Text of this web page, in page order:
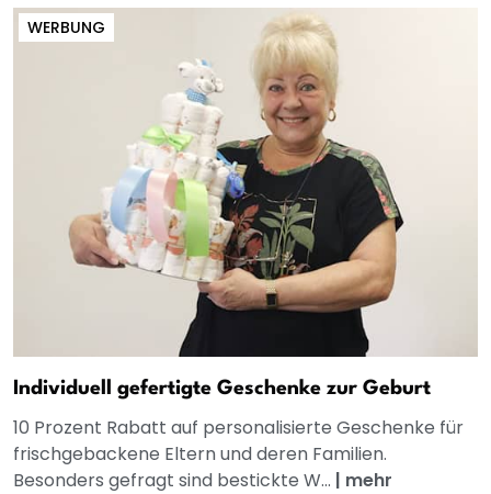
WERBUNG
Individuell gefertigte Geschenke zur Geburt
10 Prozent Rabatt auf personalisierte Geschenke für
frischgebackene Eltern und deren Familien.
Besonders gefragt sind bestickte W... | mehr